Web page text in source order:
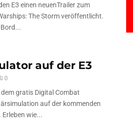
E3 einen neuenTrailer zum
The Storm veröffentlicht.
auf der E3
0
gratis Digital Combat
auf der kommenden
wie...